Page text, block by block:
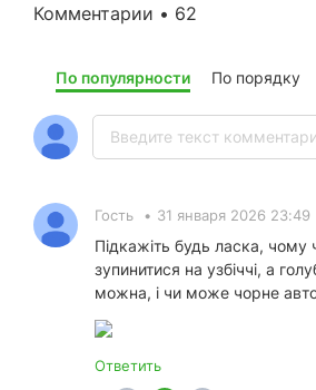
Комментарии • 62
По популярности По порядку
Гость • 31 января 2026 23:49
Підкажіть будь ласка,
зупинитися на узбіччі, а
можна, і чи може чорне авто
Ответить